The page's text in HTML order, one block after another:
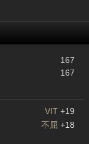
167
167
VIT +19
不屈 +18